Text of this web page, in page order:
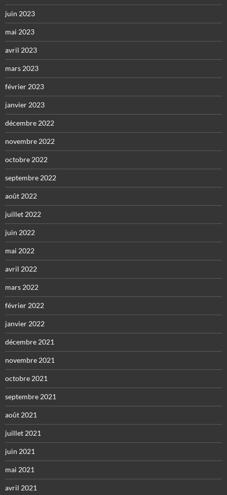
juin 2023
mai 2023
avril 2023
mars 2023
février 2023
janvier 2023
décembre 2022
novembre 2022
octobre 2022
septembre 2022
août 2022
juillet 2022
juin 2022
mai 2022
avril 2022
mars 2022
février 2022
janvier 2022
décembre 2021
novembre 2021
octobre 2021
septembre 2021
août 2021
juillet 2021
juin 2021
mai 2021
avril 2021